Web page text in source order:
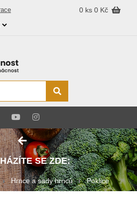
0 ks 0 Kč
SE ZDE:
Hrnce a sady hrnců Poklice